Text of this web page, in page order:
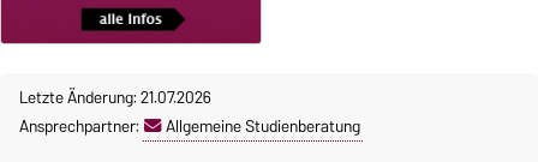
Letzte Änderung: 21.07.2026
Ansprechpartner:
Allgemeine Studienberatung